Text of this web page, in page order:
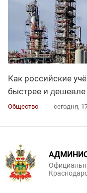
Как российские
быстрее и дешевле
Общество сегодня,